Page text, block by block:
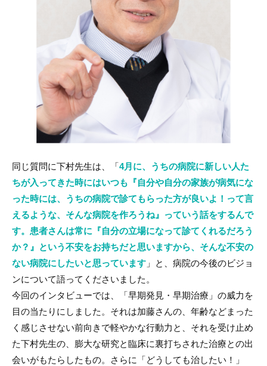
同じ質問に下村先生は、「4月に、うちの病院に新しい人た
ちが入ってきた時にはいつも『自分や自分の家族が病気にな
った時には、うちの病院で診てもらった方が良いよ！って言
えるような、そんな病院を作ろうね』っていう話をするんで
す。患者さんは常に『自分の立場になって診てくれるだろう
か？』という不安をお持ちだと思いますから、そんな不安の
ない病院にしたいと思っています 」と、病院の今後のビジョ
ンについて語ってくださいました。
今回のインタビューでは、「早期発見・早期治療」の威力を
目の当たりにしました。それは加藤さんの、年齢などまった
く感じさせない前向きで軽やかな行動力と、それを受け止め
た下村先生の、膨大な研究と臨床に裏打ちされた治療との出
会いがもたらしたもの。さらに「どうしても治したい！」